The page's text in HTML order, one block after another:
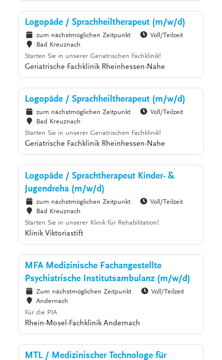
Logopäde / Sprachheiltherapeut (m/w/d)
zum nächstmöglichen Zeitpunkt
Voll/Teilzeit
Bad Kreuznach
Starten Sie in unserer Geriatrischen Fachklinik!
Geriatrische Fachklinik Rheinhessen-Nahe
Logopäde / Sprachheiltherapeut (m/w/d)
zum nächstmöglichen Zeitpunkt
Voll/Teilzeit
Bad Kreuznach
Starten Sie in unserer Geriatrischen Fachklinik!
Geriatrische Fachklinik Rheinhessen-Nahe
Logopäde / Sprachtherapeut Kinder- &
Jugendreha (m/w/d)
zum nächstmöglichen Zeitpunkt
Voll/Teilzeit
Bad Kreuznach
Starten Sie in unserer Klinik für Rehabilitation!
Klinik Viktoriastift
MFA Medizinische Fachangestellte
Psychiatrische Institutsambulanz (m/w/d)
Zum nächstmöglichen Zeitpunkt
Voll/Teilzeit
Andernach
Für die PIA
Rhein-Mosel-Fachklinik Andernach
MTL / Medizinischer Technologe für